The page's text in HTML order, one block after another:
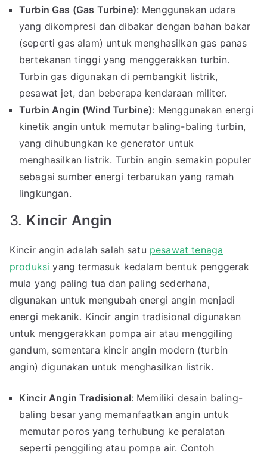
Turbin Gas (Gas Turbine): Menggunakan udara
yang dikompresi dan dibakar dengan bahan bakar
(seperti gas alam) untuk menghasilkan gas panas
bertekanan tinggi yang menggerakkan turbin.
Turbin gas digunakan di pembangkit listrik,
pesawat jet, dan beberapa kendaraan militer.
Turbin Angin (Wind Turbine): Menggunakan energi
kinetik angin untuk memutar baling-baling turbin,
yang dihubungkan ke generator untuk
menghasilkan listrik. Turbin angin semakin populer
sebagai sumber energi terbarukan yang ramah
lingkungan.
3. Kincir Angin
Kincir angin adalah salah satu pesawat tenaga
produksi yang termasuk kedalam bentuk penggerak
mula yang paling tua dan paling sederhana,
digunakan untuk mengubah energi angin menjadi
energi mekanik. Kincir angin tradisional digunakan
untuk menggerakkan pompa air atau menggiling
gandum, sementara kincir angin modern (turbin
angin) digunakan untuk menghasilkan listrik.
Kincir Angin Tradisional: Memiliki desain baling-
baling besar yang memanfaatkan angin untuk
memutar poros yang terhubung ke peralatan
seperti penggiling atau pompa air. Contoh